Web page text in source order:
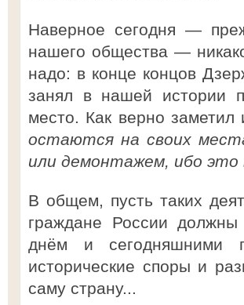
Наверное сегодня —
нашего общества —
надо: в конце концов
занял в нашей истории
место. Как верно заметил
остаются на своих
или демонтажем, ибо это
В общем, пусть таких
граждане России
днём и сегодняшними
исторические споры и
саму страну...